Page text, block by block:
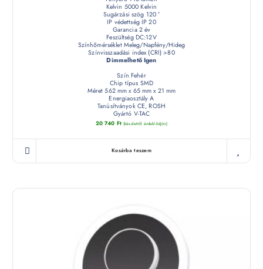
Kelvin 5000 Kelvin
Sugárzási szög 120 °
IP védettség IP 20
Garancia 2 év
Feszültség DC:12V
Színhőmérséklet Meleg/Napfény/Hideg
Színvisszaadási index (CRI) >80
Dimmelhető Igen
Szín Fehér
Chip típus SMD
Méret 562 mm x 65 mm x 21 mm
Energiaosztály A
Tanúsítványok CE, ROSH
Gyártó V-TAC
20 740 Ft (készletről érdeklődjön)
Kosárba teszem